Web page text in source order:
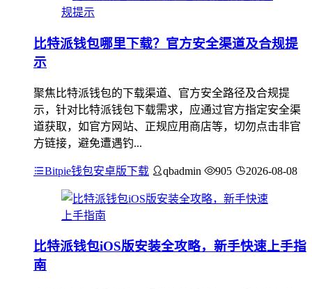
比特派钱包哪里下载？官方安全渠道及合规提
示
聚焦比特派钱包的下载渠道、官方安全路径及合规提
示，针对比特派钱包下载需求，应通过官方指定安全渠
道获取，如官方网站、正规应用商店等，切勿点击非官
方链接，避免遭遇钓...
Bitpie钱包安卓版下载 qbadmin 905 2026-08-08
比特派钱包iOS版安装全攻略，新手快速上手指
南